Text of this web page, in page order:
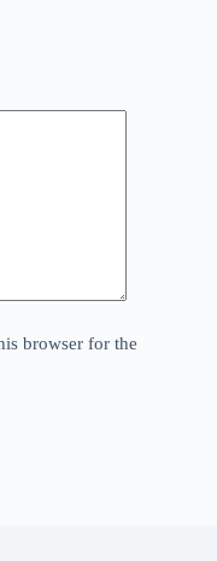
browser for the